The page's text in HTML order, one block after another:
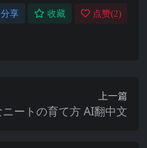
分享 收藏 点赞(2)
上一篇
ートの育て方 AI翻中文